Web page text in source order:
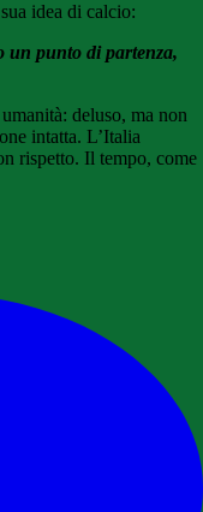
idea di calcio:
un punto di partenza,
deluso, ma non
intatta. L’Italia
rispetto. Il tempo, come